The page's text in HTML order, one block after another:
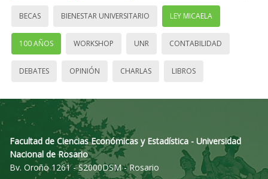
BECAS BIENESTAR UNIVERSITARIO LEY MICAELA
100 AÑOS WORKSHOP UNR CONTABILIDAD
DEBATES OPINIÓN CHARLAS LIBROS
Facultad de Ciencias Económicas y Estadística - Universidad
Nacional de Rosario
Bv. Oroño 1261 - S2000DSM - Rosario